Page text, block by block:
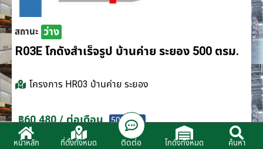
สถานะ ว่าง
R03E โกดังสำเร็จรูป บ้านค่าย ระยอง 500 ตรม.
โครงการ HR03 บ้านค่าย ระยอง
฿60,480 / ต่อเดือน 500 ตรม.
หน้าหลัก ที่ตั้งทั้งหมด ติดต่อ โกดังทั้งหมด ค้นหา